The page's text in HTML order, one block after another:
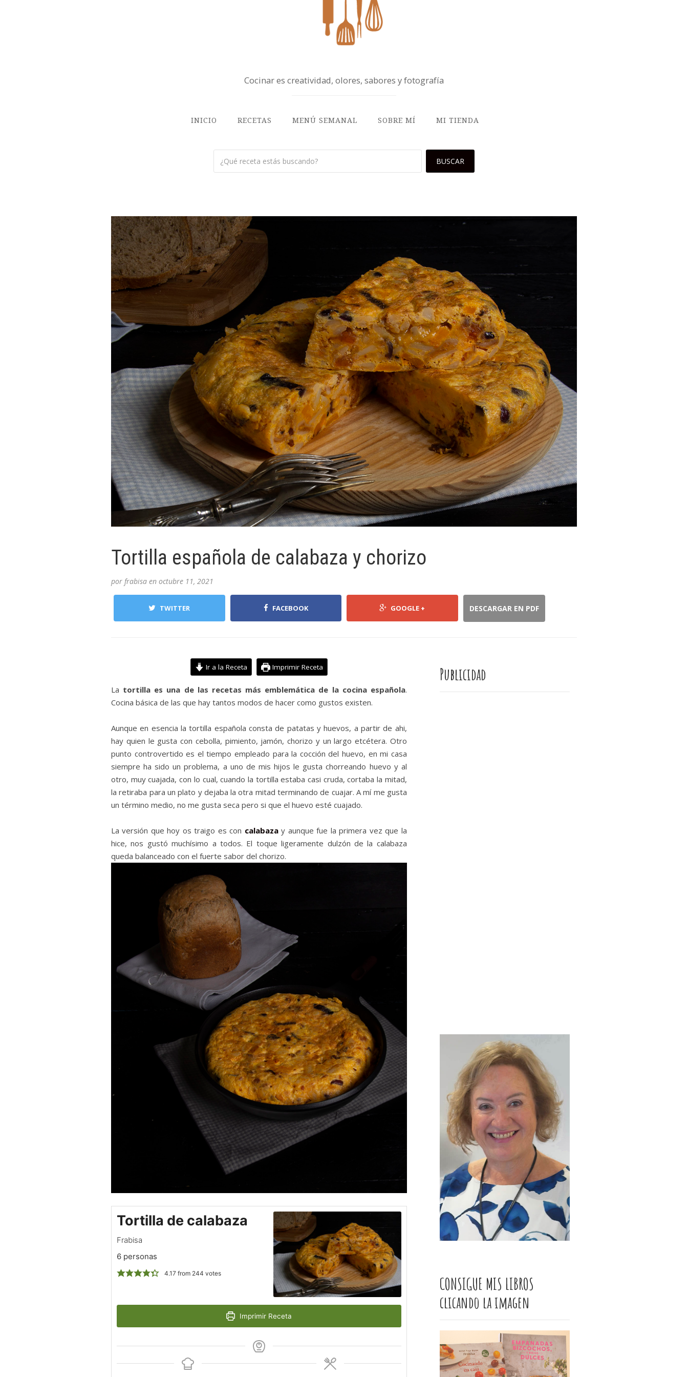
Cocinar es creatividad, olores, sabores y fotografía
INICIO RECETAS MENÚ SEMANAL SOBRE MÍ MI TIENDA
Tortilla española de calabaza y chorizo
por frabisa en octubre 11, 2021
TWITTER FACEBOOK GOOGLE + DESCARGAR EN PDF
Ir a la Receta Imprimir Receta
La tortilla es una de las recetas más emblemática de la cocina española.
Cocina básica de las que hay tantos modos de hacer como gustos existen.
Aunque en esencia la tortilla española consta de patatas y huevos, a partir de ahi,
hay quien le gusta con cebolla, pimiento, jamón, chorizo y un largo etcétera. Otro
punto controvertido es el tiempo empleado para la cocción del huevo, en mi casa
siempre ha sido un problema, a uno de mis hijos le gusta chorreando huevo y al
otro, muy cuajada, con lo cual, cuando la tortilla estaba casi cruda, cortaba la mitad,
la retiraba para un plato y dejaba la otra mitad terminando de cuajar. A mí me gusta
un término medio, no me gusta seca pero si que el huevo esté cuajado.
La versión que hoy os traigo es con calabazay aunque fue la primera vez que la
hice, nos gustó muchísimo a todos. El toque ligeramente dulzón de la calabaza
queda balanceado con el fuerte sabor del chorizo.
Tortilla de calabaza
Frabisa
6 personas
4.17 from 244 votes
Imprimir Receta
Publicidad
CONSIGUE MIS LIBROS
clicando la imagen